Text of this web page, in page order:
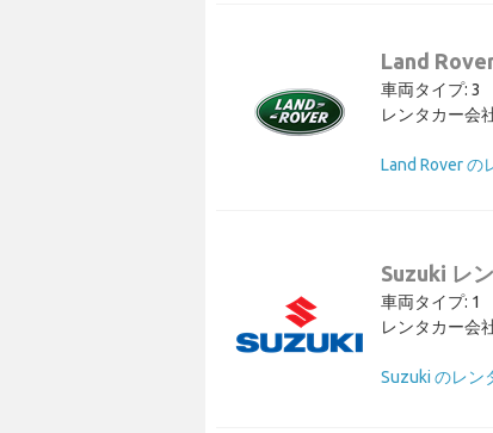
Land
車両タイプ: 3
レンタカー会
Suzuki レ
車両タイプ: 1
レンタカー会
Suzuki のレン